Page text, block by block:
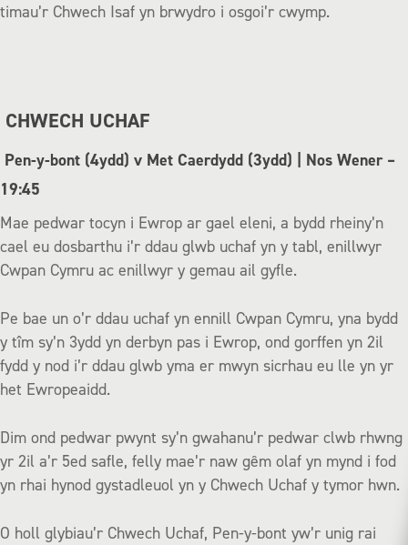
timau’r Chwech Isaf yn brwydro i osgoi’r cwymp.
CHWECH UCHAF
Pen-y-bont (4ydd) v Met Caerdydd (3ydd) | Nos Wener –
19:45
Mae pedwar tocyn i Ewrop ar gael eleni, a bydd rheiny’n
cael eu dosbarthu i’r ddau glwb uchaf yn y tabl, enillwyr
Cwpan Cymru ac enillwyr y gemau ail gyfle.
Pe bae un o’r ddau uchaf yn ennill Cwpan Cymru, yna bydd
y tîm sy’n 3ydd yn derbyn pas i Ewrop, ond gorffen yn 2il
fydd y nod i’r ddau glwb yma er mwyn sicrhau eu lle yn yr
het Ewropeaidd.
Dim ond pedwar pwynt sy’n gwahanu’r pedwar clwb rhwng
yr 2il a’r 5ed safle, felly mae’r naw gêm olaf yn mynd i fod
yn rhai hynod gystadleuol yn y Chwech Uchaf y tymor hwn.
O holl glybiau’r Chwech Uchaf, Pen-y-bont yw’r unig rai